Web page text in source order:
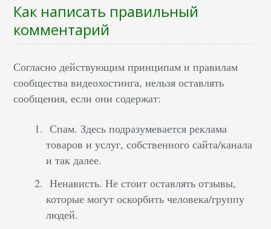
Как написать правильный
комментарий
Согласно действующим принципам и правилам
сообщества видеохостинга, нельзя оставлять
сообщения, если они содержат:
Спам. Здесь подразумевается реклама
товаров и услуг, собственного сайта/канала
и так далее.
Ненависть. Не стоит оставлять отзывы,
которые могут оскорбить человека/группу
людей.